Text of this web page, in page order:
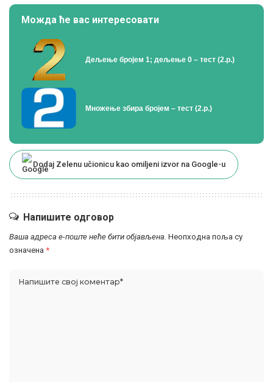
Можда ће вас интересовати
Дељење бројем 1; дељење 0 – тест (2.р.)
Множење збира бројем – тест (2.р.)
Dodaj Zelenu učionicu kao omiljeni izvor na Google-u
Напишите одговор
Ваша адреса е-поште неће бити објављена. Неопходна поља су
означена *